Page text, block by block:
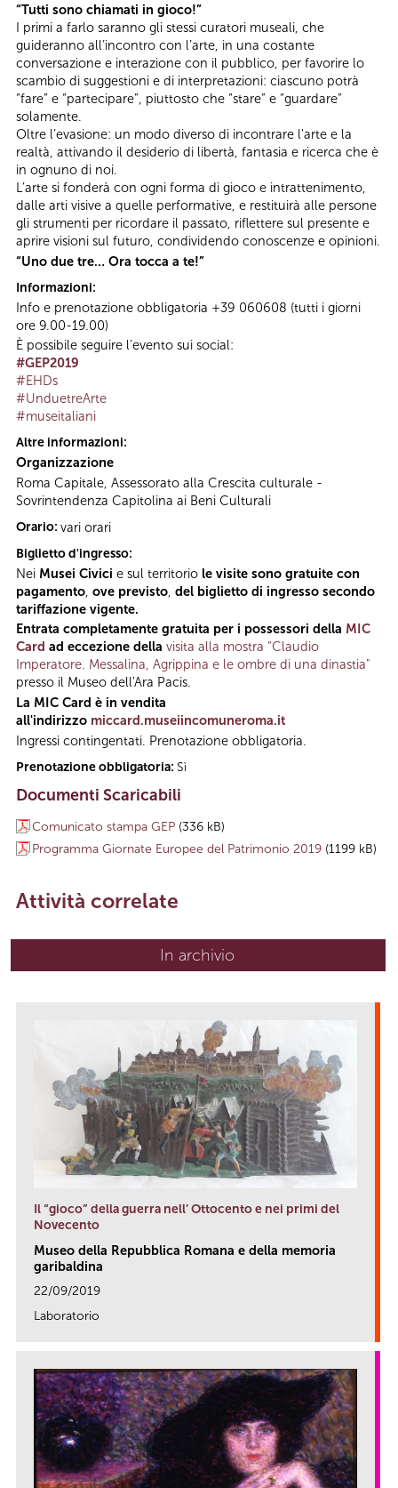
“Tutti sono chiamati in gioco!”
I primi a farlo saranno gli stessi curatori museali, che
guideranno all’incontro con l’arte, in una costante
conversazione e interazione con il pubblico, per favorire lo
scambio di suggestioni e di interpretazioni: ciascuno potrà
“fare” e “partecipare”, piuttosto che “stare” e “guardare”
solamente.
Oltre l’evasione: un modo diverso di incontrare l'arte e la
realtà, attivando il desiderio di libertà, fantasia e ricerca che è
in ognuno di noi.
L’arte si fonderà con ogni forma di gioco e intrattenimento,
dalle arti visive a quelle performative, e restituirà alle persone
gli strumenti per ricordare il passato, riflettere sul presente e
aprire visioni sul futuro, condividendo conoscenze e opinioni.
“Uno due tre… Ora tocca a te!”
Informazioni:
Info e prenotazione obbligatoria +39 060608 (tutti i giorni
ore 9.00-19.00)
È possibile seguire l’evento sui social:
#GEP2019
#EHDs
#UnduetreArte
#museitaliani
Altre informazioni:
Organizzazione
Roma Capitale, Assessorato alla Crescita culturale -
Sovrintendenza Capitolina ai Beni Culturali
Orario: vari orari
Biglietto d'ingresso:
Nei Musei Civici e sul territorio le visite sono gratuite con
pagamento ove previsto del biglietto di ingresso secondo
tariffazione vigente.
Entrata completamente gratuita per i possessori della MIC
Card ad eccezione della visita alla mostra “Claudio
Imperatore. Messalina, Agrippina e le ombre di una dinastia"
presso il Museo dell'Ara Pacis.
La MIC Card è in vendita
all'indirizzo miccard.museiincomuneroma.it
Ingressi contingentati. Prenotazione obbligatoria.
Prenotazione obbligatoria: Sì
Documenti Scaricabili
Comunicato stampa GEP (336 kB)
Programma Giornate Europee del Patrimonio 2019 (1199 kB)
Attività correlate
In archivio
Il “gioco” della guerra nell’ Ottocento e nei primi del
Novecento
Museo della Repubblica Romana e della memoria
garibaldina
22/09/2019
Laboratorio